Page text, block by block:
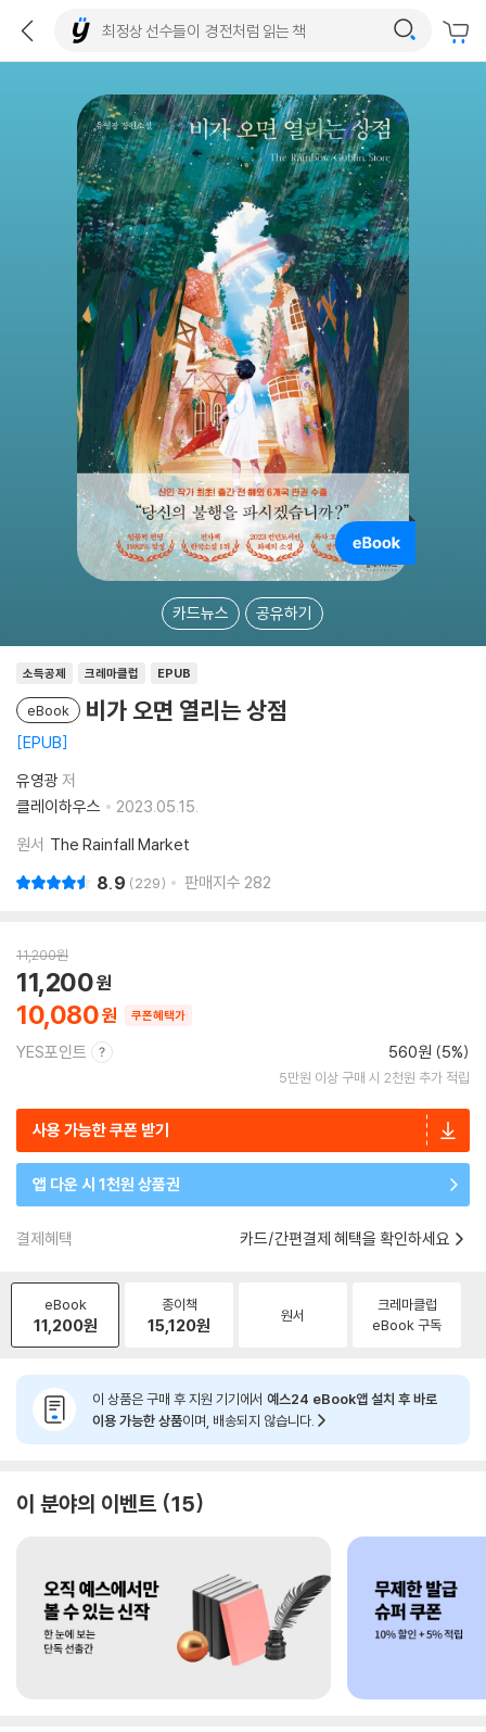
카드뉴스 공유하기
소득공제 크레마클럽 EPUB
eBook 비가 오면 열리는 상점
EPUB
유영광 저
클레이하우스
2023.05.15.
원서 The Rainfall Market
8.9 229 판매지수 282
11,200원
10,080
11,200
쿠폰혜택가
YES포인트 560원 (5%)
5만원 이상 구매 시 2천원 추가 적립
사용 가능한 쿠폰 받기
앱 다운 시 1천원 상품권
결제혜택 카드/간편결제 혜택을 확인하세요
eBook
11,200원
종이책
15,120원 원서
크레마클럽
eBook 구독
이 상품은 구매 후 지원 기기에서 예스24 eBook앱 설치 후 바로
이용 가능한 상품이며, 배송되지 않습니다.
이 분야의 이벤트 15